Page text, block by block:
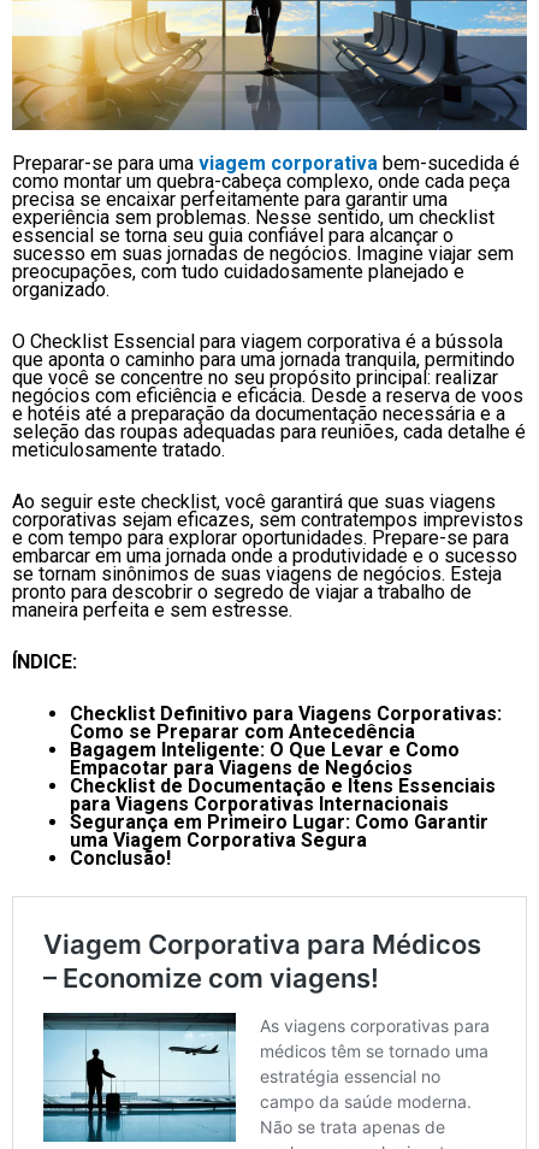
Preparar-se para uma viagem corporativa bem-sucedida é
como montar um quebra-cabeça complexo, onde cada peça
precisa se encaixar perfeitamente para garantir uma
experiência sem problemas. Nesse sentido, um checklist
essencial se torna seu guia confiável para alcançar o
sucesso em suas jornadas de negócios. Imagine viajar sem
preocupações, com tudo cuidadosamente planejado e
organizado.
O Checklist Essencial para viagem corporativa é a bússola
que aponta o caminho para uma jornada tranquila, permitindo
que você se concentre no seu propósito principal: realizar
negócios com eficiência e eficácia. Desde a reserva de voos
e hotéis até a preparação da documentação necessária e a
seleção das roupas adequadas para reuniões, cada detalhe é
meticulosamente tratado.
Ao seguir este checklist, você garantirá que suas viagens
corporativas sejam eficazes, sem contratempos imprevistos
e com tempo para explorar oportunidades. Prepare-se para
embarcar em uma jornada onde a produtividade e o sucesso
se tornam sinônimos de suas viagens de negócios. Esteja
pronto para descobrir o segredo de viajar a trabalho de
maneira perfeita e sem estresse.
ÍNDICE:
Checklist Definitivo para Viagens Corporativas:
Como se Preparar com Antecedência
Bagagem Inteligente: O Que Levar e Como
Empacotar para Viagens de Negócios
Checklist de Documentação e Itens Essenciais
para Viagens Corporativas Internacionais
Segurança em Primeiro Lugar: Como Garantir
uma Viagem Corporativa Segura
Conclusão!